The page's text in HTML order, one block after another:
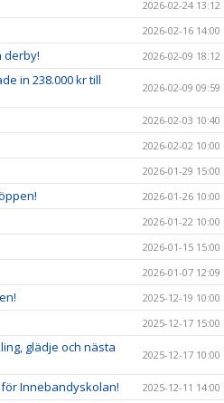
2026-02-24 13:12
2026-02-16 14:00
derby! 2026-02-09 18:12
in 238.000 kr till
2026-02-09 09:59
2026-02-03 10:40
2026-02-02 10:00
2026-01-29 15:00
2026-01-26 10:00
2026-01-22 10:00
2026-01-15 15:00
2026-01-07 12:09
2025-12-19 10:00
2025-12-17 15:00
glädje och nästa
2025-12-17 10:00
Innebandyskolan! 2025-12-11 14:00